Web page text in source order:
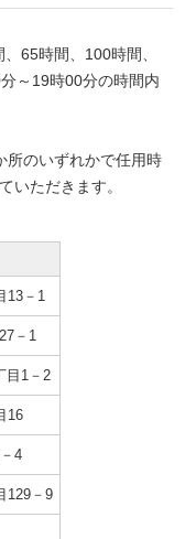
65時間、100時間、
～19時00分の時間内
所のいずれかで任用時
いただきます。
13－1
－1
目1－2
16
4
129－9